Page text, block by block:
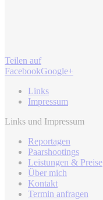
Teilen auf
FacebookGoogle+
Links
Impressum
Links und Impressum
Reportagen
Paarshootings
Leistungen & Preise
Über mich
Kontakt
Termin anfragen